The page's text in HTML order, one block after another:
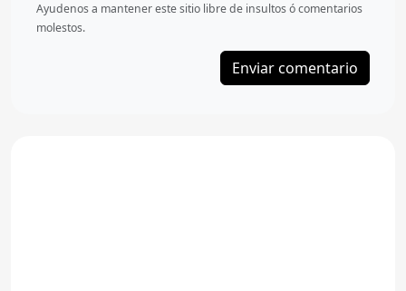
Ayudenos a mantener este sitio libre de insultos ó comentarios
molestos.